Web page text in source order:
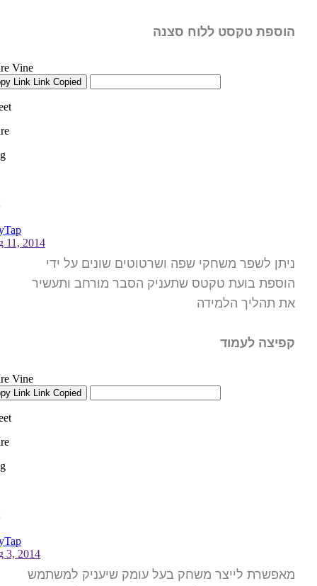
הוספת טקסט ללוח סצנה
ניתן לשפר משחקי שפה ושרטוטים שונים על ידי
הוספת בועת טקטס שתעניק הסבר מורחב ותעשיר
את תהליך הלמידה
קפיצה לעמוד
מאפשרת לייצר משחק בעל עומק שיעניק למשתמש